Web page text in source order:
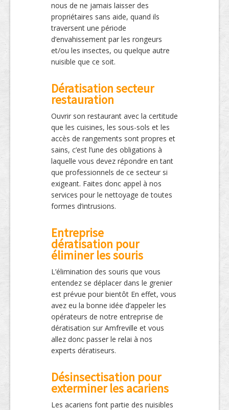
nous de ne jamais laisser des
propriétaires sans aide, quand ils
traversent une période
d’envahissement par les rongeurs
et/ou les insectes, ou quelque autre
nuisible que ce soit.
Dératisation secteur
restauration
Ouvrir son restaurant avec la certitude
que les cuisines, les sous-sols et les
accès de rangements sont propres et
sains, c’est l’une des obligations à
laquelle vous devez répondre en tant
que professionnels de ce secteur si
exigeant. Faites donc appel à nos
services pour le nettoyage de toutes
formes d’intrusions.
Entreprise
dératisation pour
éliminer les souris
L’élimination des souris que vous
entendez se déplacer dans le grenier
est prévue pour bientôt En effet, vous
avez eu la bonne idée d’appeler les
opérateurs de notre entreprise de
dératisation sur Amfreville et vous
allez donc passer le relai à nos
experts dératiseurs.
Désinsectisation pour
exterminer les acariens
Les acariens font partie des nuisibles